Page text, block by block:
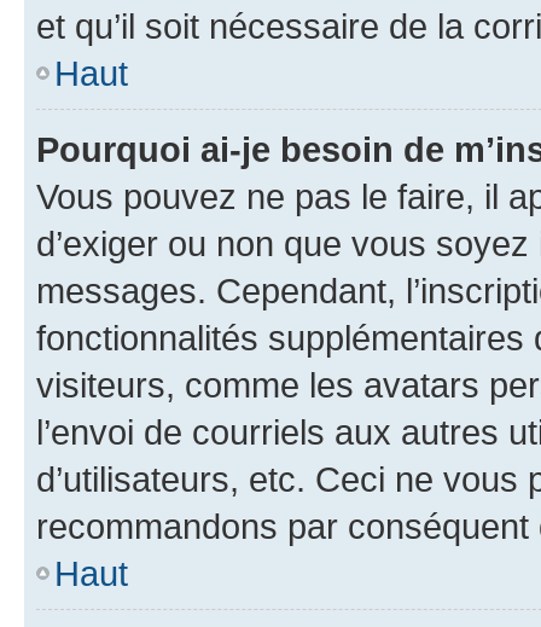
et qu’il soit nécessaire de la
Haut
Pourquoi ai-je besoin de
Vous pouvez ne pas le faire, il
d’exiger ou non que vous
messages. Cependant,
fonctionnalités
visiteurs, comme les avatars
l’envoi de courriels aux autres
d’utilisateurs, etc. Ceci ne vous
recommandons par conséquent
Haut